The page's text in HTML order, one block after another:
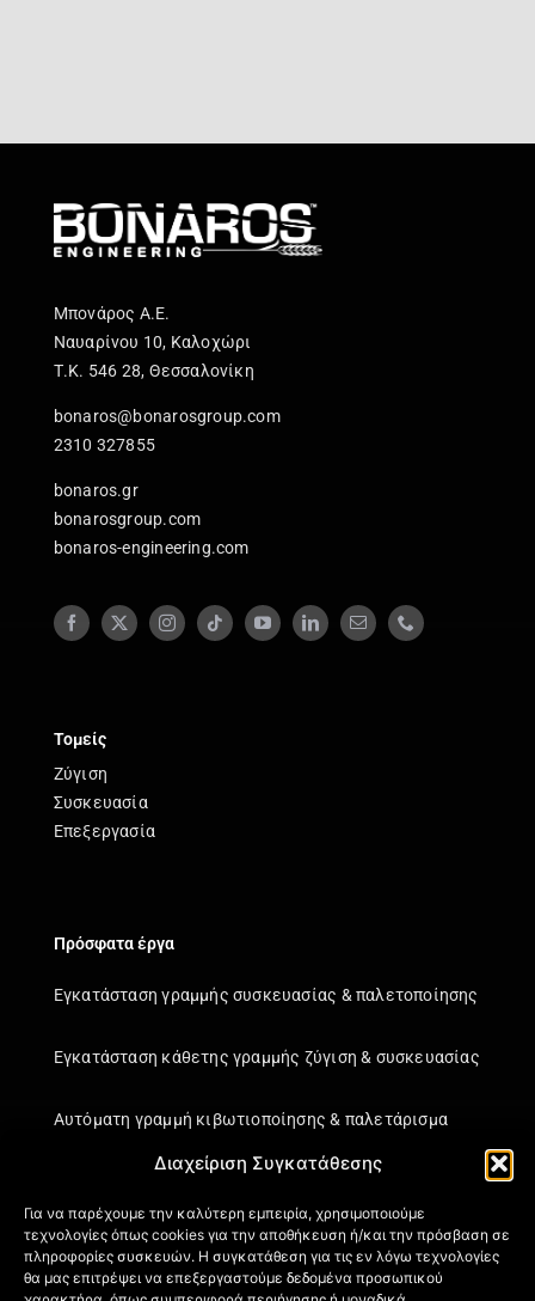
Διαχείριση Συγκατάθεσης
Για να παρέχουμε την καλύτερη εμπειρία, χρησιμοποιούμε
τεχνολογίες όπως cookies για την αποθήκευση ή/και την πρόσβαση σε
πληροφορίες συσκευών. Η συγκατάθεση για τις εν λόγω τεχνολογίες
θα μας επιτρέψει να επεξεργαστούμε δεδομένα προσωπικού
Μπονάρος Α.Ε.
Ναυαρίνου 10, Καλοχώρι
Τ.Κ. 546 28, Θεσσαλονίκη
bonaros@bonarosgroup.com
2310 327855
bonaros.gr
bonarosgroup.com
bonaros-engineering.com
Τομείς
Ζύγιση
Συσκευασία
Επεξεργασία
Πρόσφατα έργα
Εγκατάσταση γραμμής συσκευασίας & παλετοποίησης
Εγκατάσταση κάθετης γραμμής ζύγιση & συσκευασίας
Αυτόματη γραμμή κιβωτιοποίησης & παλετάρισμα
Πληροφορίες
Πιστοποιήσεις